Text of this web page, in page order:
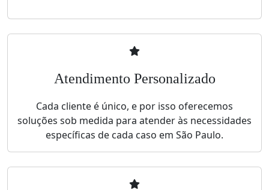
Atendimento Personalizado
Cada cliente é único, e por isso oferecemos
soluções sob medida para atender às necessidades
específicas de cada caso em São Paulo.